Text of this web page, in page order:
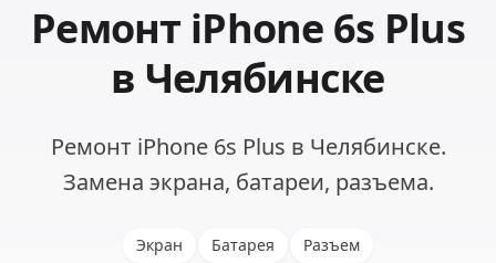
Ремонт iPhone 6s Plus
в Челябинске
Ремонт iPhone 6s Plus в Челябинске.
Замена экрана, батареи, разъема.
Экран Батарея Разъем